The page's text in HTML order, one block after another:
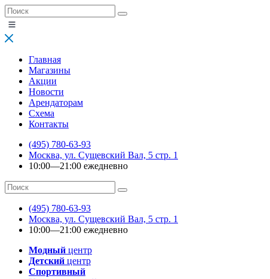
Главная
Магазины
Акции
Новости
Арендаторам
Схема
Контакты
(495) 780-63-93
Москва, ул. Сущевский Вал, 5 стр. 1
10:00—21:00 ежедневно
(495) 780-63-93
Москва, ул. Сущевский Вал, 5 стр. 1
10:00—21:00 ежедневно
Модный центр
Детский центр
Спортивный